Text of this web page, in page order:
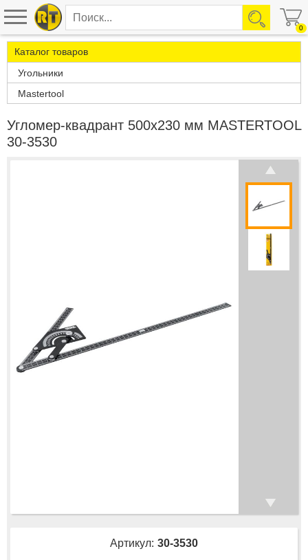
0
Каталог товаров
Угольники
Mastertool
Угломер-квадрант 500х230 мм MASTERTOOL
30-3530
Артикул: 30-3530